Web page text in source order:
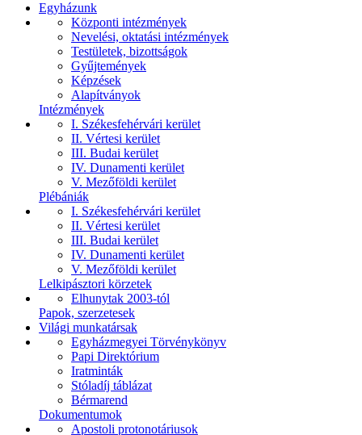
Egyházunk
Központi intézmények
Nevelési, oktatási intézmények
Testületek, bizottságok
Gyűjtemények
Képzések
Alapítványok
Intézmények
I. Székesfehérvári kerület
II. Vértesi kerület
III. Budai kerület
IV. Dunamenti kerület
V. Mezőföldi kerület
Plébániák
I. Székesfehérvári kerület
II. Vértesi kerület
III. Budai kerület
IV. Dunamenti kerület
V. Mezőföldi kerület
Lelkipásztori körzetek
Elhunytak 2003-tól
Papok, szerzetesek
Világi munkatársak
Egyházmegyei Törvénykönyv
Papi Direktórium
Iratminták
Stóladíj táblázat
Bérmarend
Dokumentumok
Apostoli protonotáriusok